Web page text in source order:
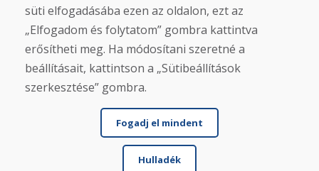
Áruk visszaküldése és cseréje
Adatvédelmi irányelvek
Cookies
Közösségi hálózatok
süti elfogadásába ezen az oldalon, ezt az
„Elfogadom és folytatom” gombra kattintva
erősítheti meg. Ha módosítani szeretné a
beállításait, kattintson a „Sütibeállítások
szerkesztése” gombra.
Fogadj el mindent
Hulladék